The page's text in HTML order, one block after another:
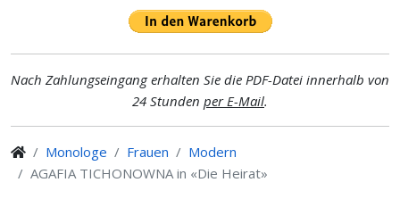
Nach Zahlungseingang erhalten Sie die PDF-Datei innerhalb von
24 Stunden per E-Mail.
Monologe Frauen
Modern
AGAFIA TICHONOWNA in «Die Heirat»